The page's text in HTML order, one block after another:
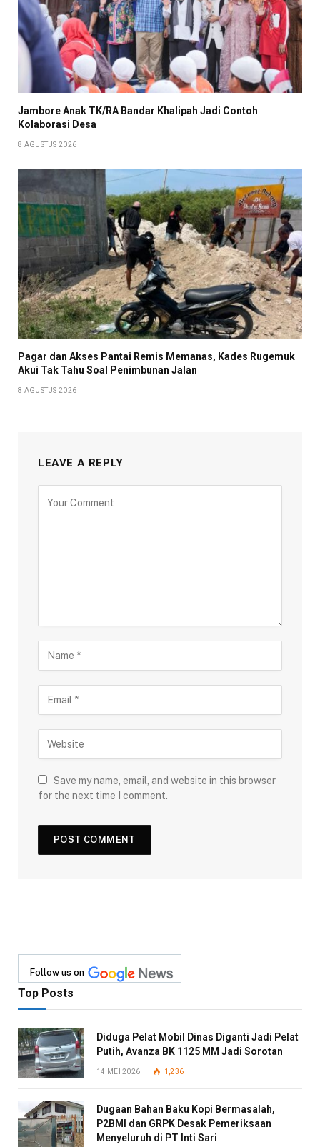
Jambore Anak TK/RA Bandar Khalipah Jadi Contoh
Kolaborasi Desa
8 AGUSTUS 2026
Pagar dan Akses Pantai Remis Memanas, Kades Rugemuk
Akui Tak Tahu Soal Penimbunan Jalan
8 AGUSTUS 2026
LEAVE A REPLY
Save my name, email, and website in this browser
for the next time I comment.
Follow us on
Top Posts
Diduga Pelat Mobil Dinas Diganti Jadi Pelat
Putih, Avanza BK 1125 MM Jadi Sorotan
14 MEI 2026 1,236
Dugaan Bahan Baku Kopi Bermasalah,
P2BMI dan GRPK Desak Pemeriksaan
Menyeluruh di PT Inti Sari